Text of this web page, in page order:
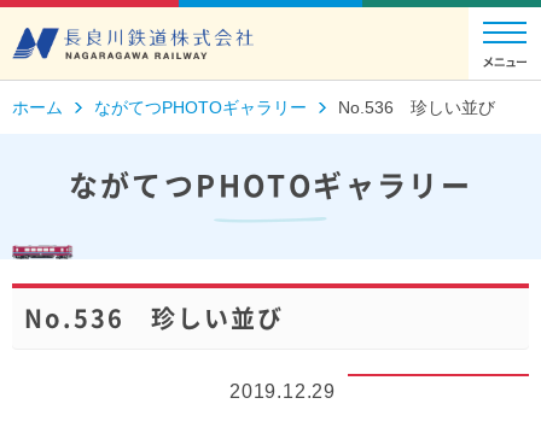
ホーム ながてつPHOTOギャラリー No.536 珍しい並び
ながてつPHOTOギャラリー
No.536 珍しい並び
2019.12.29